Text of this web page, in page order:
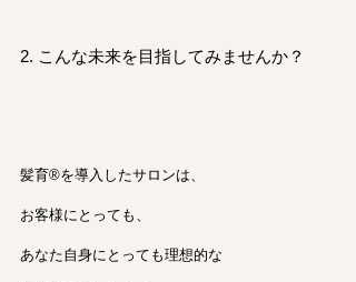
2. こんな未来を目指してみませんか？
髪育®︎を導入したサロンは、
お客様にとっても、
あなた自身にとっても理想的な